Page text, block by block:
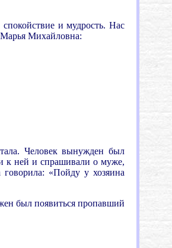
и мудрость. Нас
Марья Михайловна:
Человек вынужден был
к ней и спрашивали о муже,
«Пойду у хозяина
был появиться пропавший